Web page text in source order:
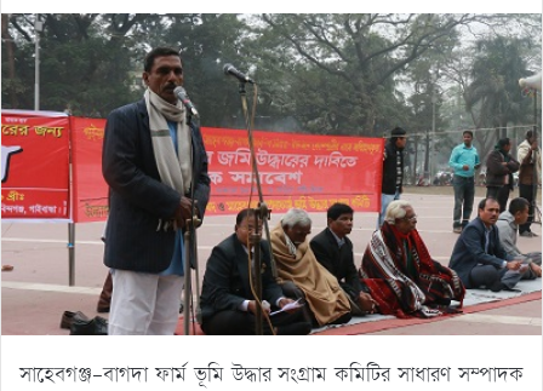
সাহেবগঞ্জ-বাগদা ফার্ম ভূমি উদ্ধার সংগ্রাম কমিটির সাধারণ সম্পাদক